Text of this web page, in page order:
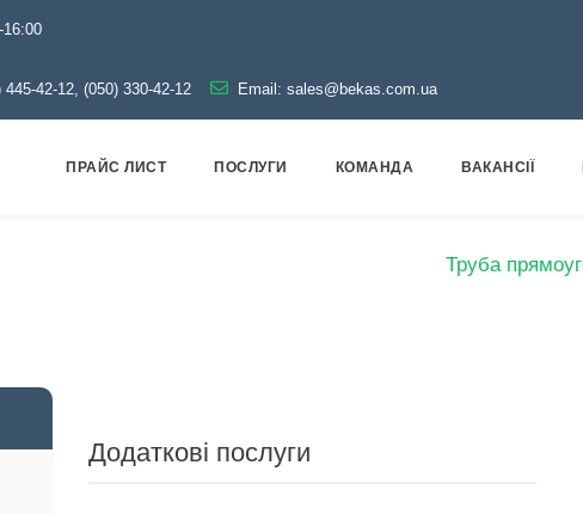
16:00
445-42-12, (050) 330-42-12 Email: sales@bekas.com.ua
ПРАЙС ЛИСТ ПОСЛУГИ КОМАНДА ВАКАНСІЇ
Труба
Додаткові послуги